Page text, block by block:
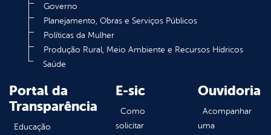
Governo
Planejamento, Obras e Serviços Públicos
Políticas da Mulher
Produção Rural, Meio Ambiente e Recursos Hídricos
Saúde
Portal da
Transparência
Educação
E-sic
Como
solicitar
Ouvidoria
Acompanhar
uma